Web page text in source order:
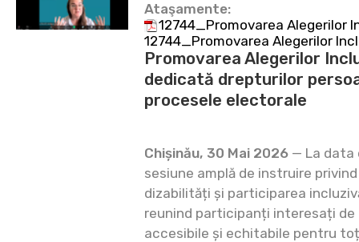
Promovarea Alegerilor
dedicată drepturilor
procesele electorale
Chișinău, 30 Mai 2026 — La data
sesiune amplă de instruire
dizabilități și participarea
reunind participanți interesați de
accesibile și echitabile pentru
Ataşamente:
12744_Promovarea Alegerilor
12744_Promovarea Alegerilor